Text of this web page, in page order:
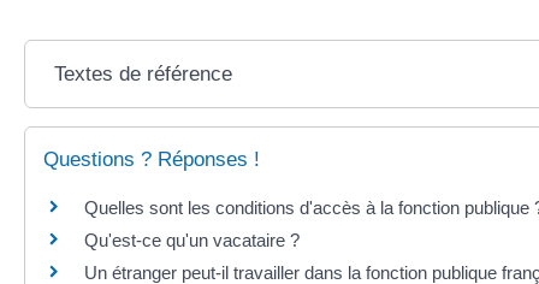
Textes de référence
Questions ? Réponses !
Quelles sont les conditions d'accès à la fonction publique
Qu'est-ce qu'un vacataire ?
Un étranger peut-il travailler dans la fonction publique